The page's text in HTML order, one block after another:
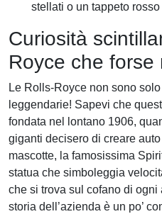
stellati o un tappeto
Curiosità
Royce che forse
Le Rolls-Royce non sono
leggendarie! Sapevi che
fondata nel lontano 1906,
giganti decisero di creare
mascotte, la famosissima
statua che simboleggia
che si trova sul cofano di
storia dell’azienda è un po’